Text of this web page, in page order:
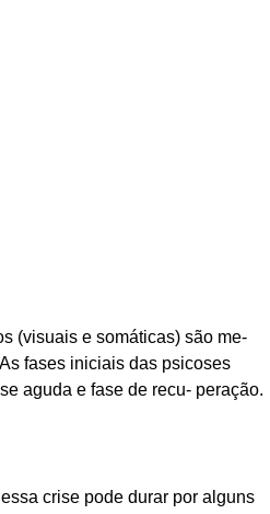
(visuais e somáticas) são me-
fases iniciais das psicoses
aguda e fase de recu- peração.
crise pode durar por alguns